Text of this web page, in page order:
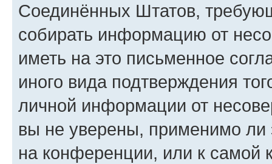
Соединённых Штатов,
собирать информацию от
иметь на это письменное
иного вида подтверждения
личной информации от
вы не уверены, применимо ли
на конференции, или к самой